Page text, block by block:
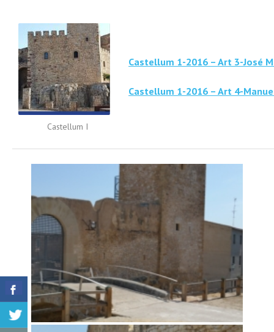
Castellum I
Castellum 1-2016 – Art 3-José
Castellum 1-2016 – Art 4-